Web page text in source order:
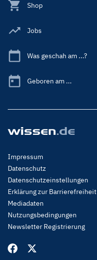
Shop
Jobs
Was geschah am ...?
Geboren am ...
Footer
Menu
Legal
Impressum
Datenschutz
Datenschutzeinstellungen
Erklärung zur Barrierefreiheit
Mediadaten
Nutzungsbedingungen
Newsletter Registrierung